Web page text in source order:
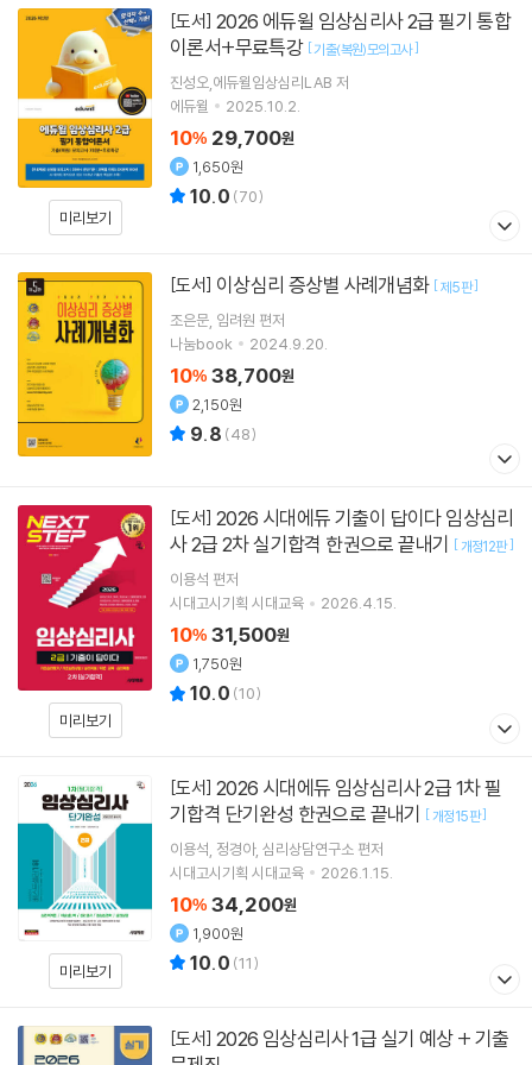
미리보기
[도서]
이론서+무료특강 [기출(복원)모의고사]
진성오,에듀윌임상심리LAB 저
에듀윌
2025.10.2.
10% 29,700원
1,650원
10.0 (70)
[도서] 이상심리 증상별 사례개념화 [제5판]
조은문 임려원 편저
나눔book
2024.9.20.
10% 38,700원
2,150원
9.8 (48)
미리보기
[도서]
사 2급 2차 실기합격 한권으로 끝내기 [개정12판]
이용석 편저
시대고시기획 시대교육
2026.4.15.
10% 31,500원
1,750원
10.0 (10)
미리보기
[도서]
기합격 단기완성 한권으로 끝내기 [개정15판]
이용석 정경아 심리상담연구소 편저
시대고시기획 시대교육
2026.1.15.
10% 34,200원
1,900원
10.0 (11)
[도서]